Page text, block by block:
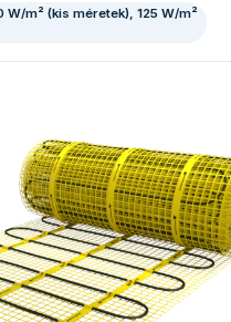
W/m² (kis méretek), 125 W/m²